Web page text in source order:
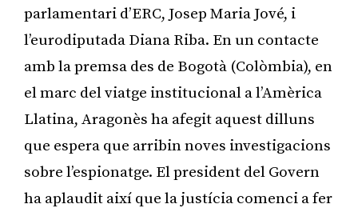
parlamentari d’ERC, Josep Maria Jové, i
l’eurodiputada Diana Riba. En un contacte
amb la premsa des de Bogotà (Colòmbia), en
el marc del viatge institucional a l’Amèrica
Llatina, Aragonès ha afegit aquest dilluns
que espera que arribin noves investigacions
sobre l’espionatge. El president del Govern
ha aplaudit així que la justícia comenci a fer